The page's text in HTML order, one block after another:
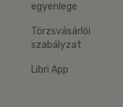
egyenlege
Törzsvásárlói
szabályzat
Libri App